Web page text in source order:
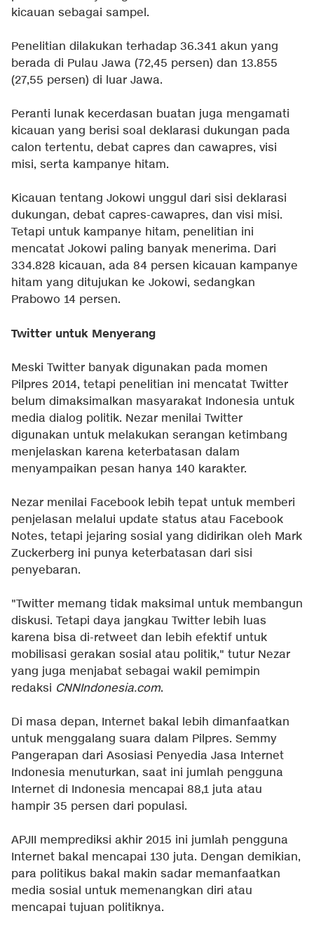
kicauan sebagai sampel.
Penelitian dilakukan terhadap 36.341 akun yang
berada di Pulau Jawa (72,45 persen) dan 13.855
(27,55 persen) di luar Jawa.
Peranti lunak kecerdasan buatan juga mengamati
kicauan yang berisi soal deklarasi dukungan pada
calon tertentu, debat capres dan cawapres, visi
misi, serta kampanye hitam.
Kicauan tentang Jokowi unggul dari sisi deklarasi
dukungan, debat capres-cawapres, dan visi misi.
Tetapi untuk kampanye hitam, penelitian ini
mencatat Jokowi paling banyak menerima. Dari
334.828 kicauan, ada 84 persen kicauan kampanye
hitam yang ditujukan ke Jokowi, sedangkan
Prabowo 14 persen.
Twitter untuk Menyerang
Meski Twitter banyak digunakan pada momen
Pilpres 2014, tetapi penelitian ini mencatat Twitter
belum dimaksimalkan masyarakat Indonesia untuk
media dialog politik. Nezar menilai Twitter
digunakan untuk melakukan serangan ketimbang
menjelaskan karena keterbatasan dalam
menyampaikan pesan hanya 140 karakter.
Nezar menilai Facebook lebih tepat untuk memberi
penjelasan melalui update status atau Facebook
Notes, tetapi jejaring sosial yang didirikan oleh Mark
Zuckerberg ini punya keterbatasan dari sisi
penyebaran.
"Twitter memang tidak maksimal untuk membangun
diskusi. Tetapi daya jangkau Twitter lebih luas
karena bisa di-retweet dan lebih efektif untuk
mobilisasi gerakan sosial atau politik," tutur Nezar
yang juga menjabat sebagai wakil pemimpin
redaksi CNNIndonesia.com.
Di masa depan, Internet bakal lebih dimanfaatkan
untuk menggalang suara dalam Pilpres. Semmy
Pangerapan dari Asosiasi Penyedia Jasa Internet
Indonesia menuturkan, saat ini jumlah pengguna
Internet di Indonesia mencapai 88,1 juta atau
hampir 35 persen dari populasi.
APJII memprediksi akhir 2015 ini jumlah pengguna
Internet bakal mencapai 130 juta. Dengan demikian,
para politikus bakal makin sadar memanfaatkan
media sosial untuk memenangkan diri atau
mencapai tujuan politiknya.